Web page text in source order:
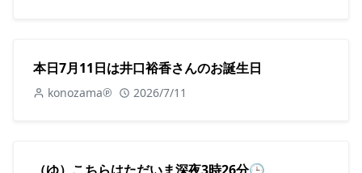
本日7月11日は井口裕香さんのお誕生日
konozama℗ 2026/7/11